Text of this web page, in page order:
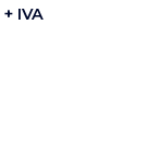
+ IVA